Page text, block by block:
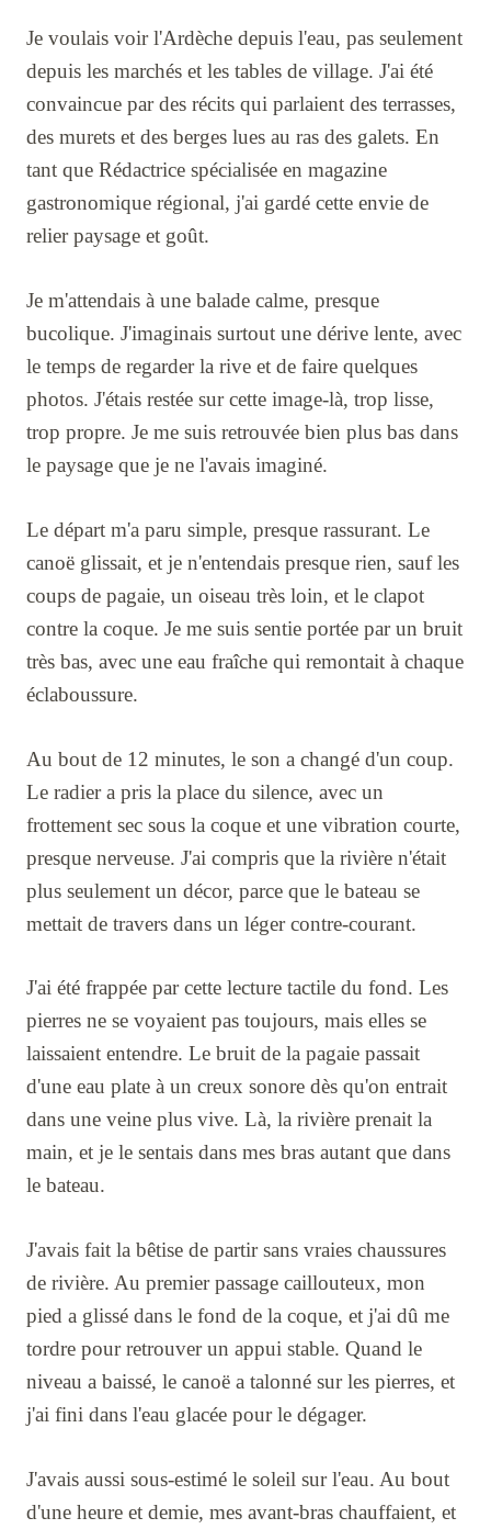
Je voulais voir l'Ardèche depuis l'eau, pas seulement
depuis les marchés et les tables de village. J'ai été
convaincue par des récits qui parlaient des terrasses,
des murets et des berges lues au ras des galets. En
tant que Rédactrice spécialisée en magazine
gastronomique régional, j'ai gardé cette envie de
relier paysage et goût.
Je m'attendais à une balade calme, presque
bucolique. J'imaginais surtout une dérive lente, avec
le temps de regarder la rive et de faire quelques
photos. J'étais restée sur cette image-là, trop lisse,
trop propre. Je me suis retrouvée bien plus bas dans
le paysage que je ne l'avais imaginé.
Le départ m'a paru simple, presque rassurant. Le
canoë glissait, et je n'entendais presque rien, sauf les
coups de pagaie, un oiseau très loin, et le clapot
contre la coque. Je me suis sentie portée par un bruit
très bas, avec une eau fraîche qui remontait à chaque
éclaboussure.
Au bout de 12 minutes, le son a changé d'un coup.
Le radier a pris la place du silence, avec un
frottement sec sous la coque et une vibration courte,
presque nerveuse. J'ai compris que la rivière n'était
plus seulement un décor, parce que le bateau se
mettait de travers dans un léger contre-courant.
J'ai été frappée par cette lecture tactile du fond. Les
pierres ne se voyaient pas toujours, mais elles se
laissaient entendre. Le bruit de la pagaie passait
d'une eau plate à un creux sonore dès qu'on entrait
dans une veine plus vive. Là, la rivière prenait la
main, et je le sentais dans mes bras autant que dans
le bateau.
J'avais fait la bêtise de partir sans vraies chaussures
de rivière. Au premier passage caillouteux, mon
pied a glissé dans le fond de la coque, et j'ai dû me
tordre pour retrouver un appui stable. Quand le
niveau a baissé, le canoë a talonné sur les pierres, et
j'ai fini dans l'eau glacée pour le dégager.
J'avais aussi sous-estimé le soleil sur l'eau. Au bout
d'une heure et demie, mes avant-bras chauffaient, et